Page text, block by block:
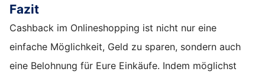
Fazit
Cashback im Onlineshopping ist nicht nur eine
einfache Möglichkeit, Geld zu sparen, sondern auch
eine Belohnung für Eure Einkäufe. Indem möglichst